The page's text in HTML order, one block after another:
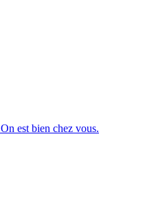
On est bien chez vous.